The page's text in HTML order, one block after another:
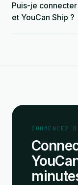
Puis-je
et YouCan Ship ?
COMMENCEZ